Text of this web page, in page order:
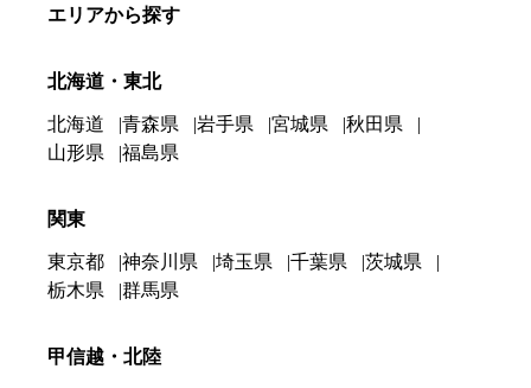
エリアから探す
北海道・東北
北海道 青森県 岩手県 宮城県
秋田県
山形県
福島県
関東
東京都 神奈川県 埼玉県 千葉県
茨城県
栃木県
群馬県
甲信越・北陸